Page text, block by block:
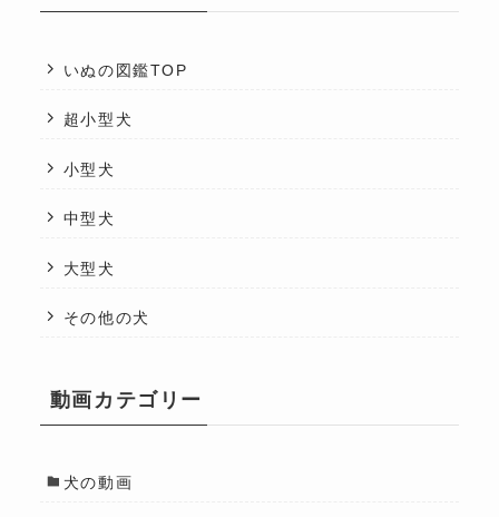
いぬの図鑑TOP
超小型犬
小型犬
中型犬
大型犬
その他の犬
動画カテゴリー
犬の動画